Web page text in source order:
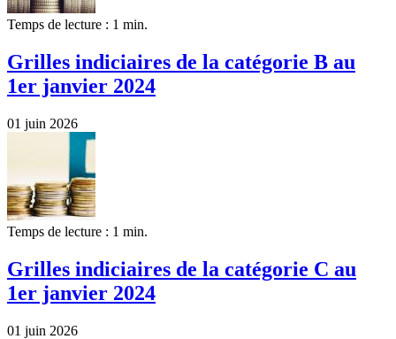
Temps de lecture : 1 min.
Grilles indiciaires de la catégorie B au
1er janvier 2024
01 juin 2026
Temps de lecture : 1 min.
Grilles indiciaires de la catégorie C au
1er janvier 2024
01 juin 2026